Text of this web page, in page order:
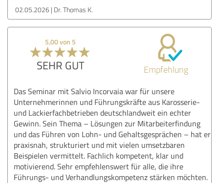
02.05.2026 Dr. Thomas K.
5,00 von 5
SEHR GUT Empfehlung
Das Seminar mit Salvio Incorvaia war für unsere
Unternehmerinnen und Führungskräfte aus Karosserie-
und Lackierfachbetrieben deutschlandweit ein echter
Gewinn. Sein Thema – Lösungen zur Mitarbeiterfindung
und das Führen von Lohn- und Gehaltsgesprächen – hat er
praxisnah, strukturiert und mit vielen umsetzbaren
Beispielen vermittelt. Fachlich kompetent, klar und
motivierend. Sehr empfehlenswert für alle, die ihre
Führungs- und Verhandlungskompetenz stärken möchten.